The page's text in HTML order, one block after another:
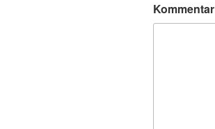
Kommentar